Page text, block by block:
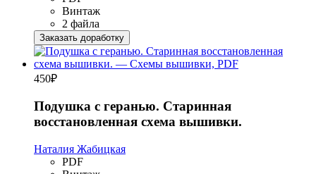
Винтаж
2 файла
Заказать доработку
450₽
Подушка с геранью. Старинная
восстановленная схема вышивки.
Наталия Жабицкая
PDF